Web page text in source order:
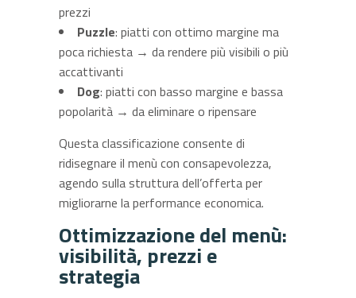
prezzi
Puzzle: piatti con ottimo margine ma
poca richiesta → da rendere più visibili o più
accattivanti
Dog: piatti con basso margine e bassa
popolarità → da eliminare o ripensare
Questa classificazione consente di
ridisegnare il menù con consapevolezza,
agendo sulla struttura dell’offerta per
migliorarne la performance economica.
Ottimizzazione del menù:
visibilità, prezzi e
strategia